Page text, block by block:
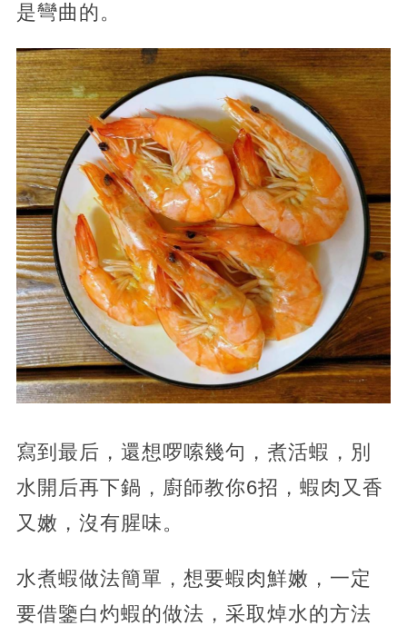
是彎曲的。
寫到最后，還想啰嗦幾句，煮活蝦，別
水開后再下鍋，廚師教你6招，蝦肉又香
又嫩，沒有腥味。
水煮蝦做法簡單，想要蝦肉鮮嫩，一定
要借鑒白灼蝦的做法，采取焯水的方法